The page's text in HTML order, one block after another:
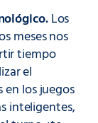
Los
meses nos
tiempo
el
los juegos
inteligentes,